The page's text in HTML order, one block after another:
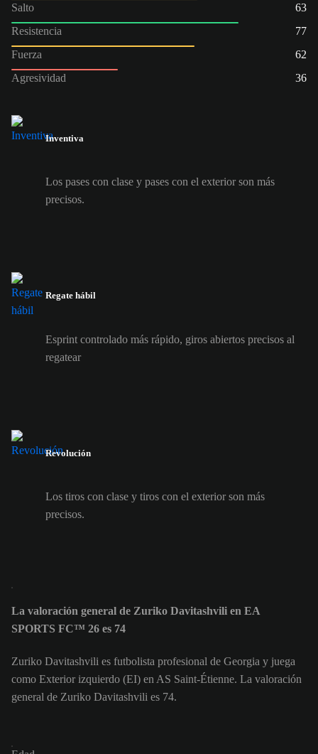
Salto
63
Resistencia
77
Fuerza
62
Agresividad
36
Inventiva
Los pases con clase y pases con el exterior son más
precisos.
Regate hábil
Esprint controlado más rápido, giros abiertos precisos al
regatear
Revolución
Los tiros con clase y tiros con el exterior son más
precisos.
La valoración general de Zuriko Davitashvili en EA
SPORTS FC™ 26 es 74
Zuriko Davitashvili es futbolista profesional de Georgia y juega
como Exterior izquierdo (EI) en AS Saint-Étienne. La valoración
general de Zuriko Davitashvili es 74.